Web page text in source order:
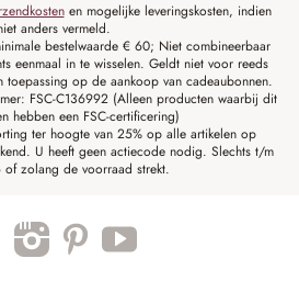
en mogelijke leveringskosten, indien
anders vermeld.
bestelwaarde € 60; Niet combineerbaar
eenmaal in te wisselen. Geldt niet voor reeds
op de aankoop van cadeaubonnen.
FSC-C136992 (Alleen producten waarbij dit
hebben een FSC-certificering)
ter hoogte van 25% op alle artikelen op
U heeft geen actiecode nodig. Slechts t/m
of zolang de voorraad strekt.